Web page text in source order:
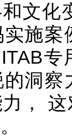
文
施
洞
，